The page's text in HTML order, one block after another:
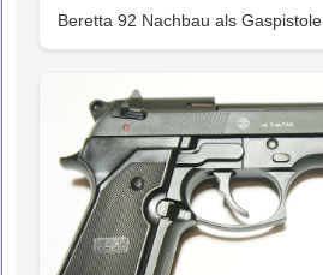
Beretta 92 Nachbau als Gaspistole